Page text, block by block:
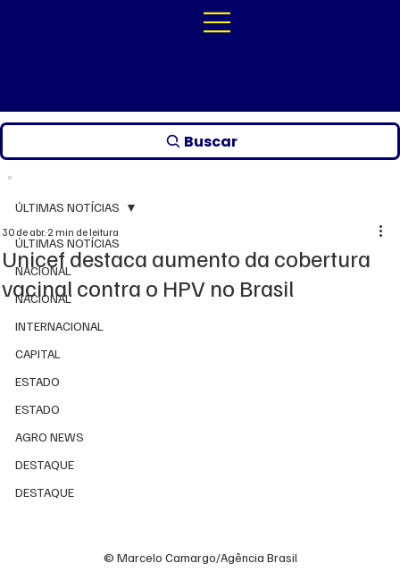
Buscar
ÚLTIMAS NOTÍCIAS
NACIONAL
NACIONAL
INTERNACIONAL
CAPITAL
ESTADO
ESTADO
AGRO NEWS
DESTAQUE
DESTAQUE
ÚLTIMAS NOTÍCIAS
Unicef destaca aumento da cobertura
vacinal contra o HPV no Brasil
30 de abr.2 min de leitura
© Marcelo Camargo/Agência Brasil